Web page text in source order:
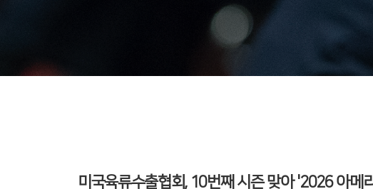
미국육류수출협회, 10번째 시즌 맞아 '2026 아메